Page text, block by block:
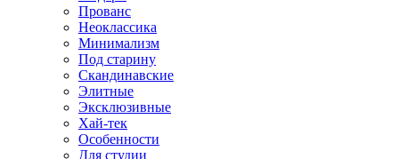
Прованс
Неоклассика
Минимализм
Под старину
Скандинавские
Элитные
Эксклюзивные
Хай-тек
Особенности
Для студии